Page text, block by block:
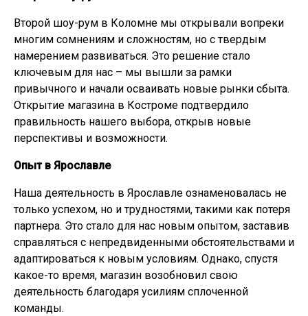
Второй шоу-рум в Коломне мы открывали вопреки
многим сомнениям и сложностям, но с твердым
намерением развиваться. Это решение стало
ключевым для нас – мы вышли за рамки
привычного и начали осваивать новые рынки сбыта.
Открытие магазина в Костроме подтвердило
правильность нашего выбора, открыв новые
перспективы и возможности.
Опыт в Ярославле
Наша деятельность в Ярославле ознаменовалась не
только успехом, но и трудностями, такими как потеря
партнера. Это стало для нас новым опытом, заставив
справляться с непредвиденными обстоятельствами и
адаптироваться к новым условиям. Однако, спустя
какое-то время, магазин возобновил свою
деятельность благодаря усилиям сплоченной
команды.